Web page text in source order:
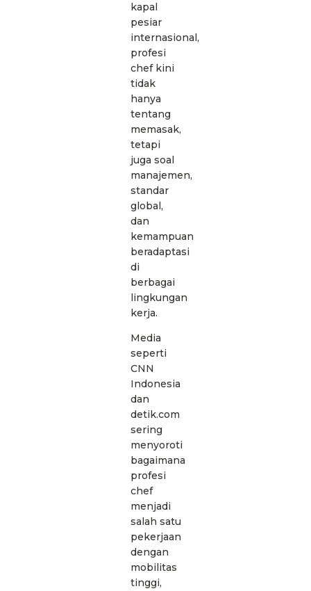
kapal
pesiar
internasional,
profesi
chef kini
tidak
hanya
tentang
memasak,
tetapi
juga soal
manajemen,
standar
global,
dan
kemampuan
beradaptasi
di
berbagai
lingkungan
kerja.
Media
seperti
CNN
Indonesia
dan
detik.com
sering
menyoroti
bagaimana
profesi
chef
menjadi
salah satu
pekerjaan
dengan
mobilitas
tinggi,